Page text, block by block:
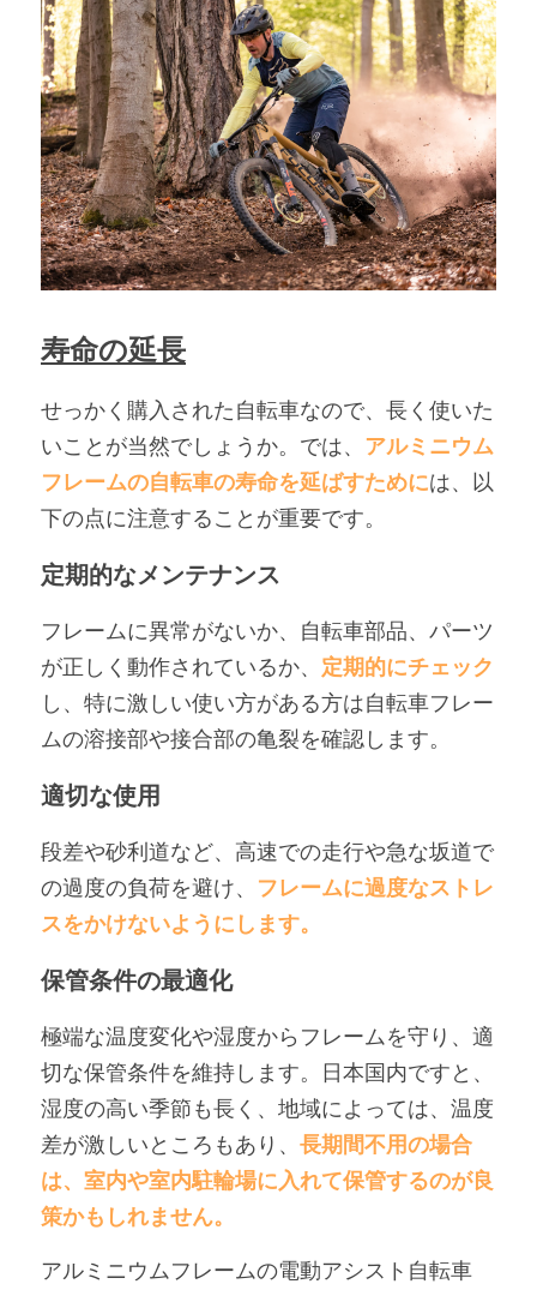
寿命の延長
せっかく購入された自転車なので、長く使いた
いことが当然でしょうか。では、 アルミニウム
フレームの自転車の寿命を延ばすためには、以
下の点に注意することが重要です。
定期的なメンテナンス
フレームに異常がないか、自転車部品、パーツ
が正しく動作されているか、 定期的にチェック
し、特に激しい使い方がある方は自転車フレー
ムの溶接部や接合部の亀裂を確認します。
適切な使用
段差や砂利道など、高速での走行や急な坂道で
の過度の負荷を避け、 フレームに過度なストレ
スをかけないようにします。
保管条件の最適化
極端な温度変化や湿度からフレームを守り、適
切な保管条件を維持します。日本国内ですと、
湿度の高い季節も長く、地域によっては、温度
差が激しいところもあり、 長期間不用の場合
は、室内や室内駐輪場に入れて保管するのが良
策かもしれません。
アルミニウムフレームの電動アシスト自転車